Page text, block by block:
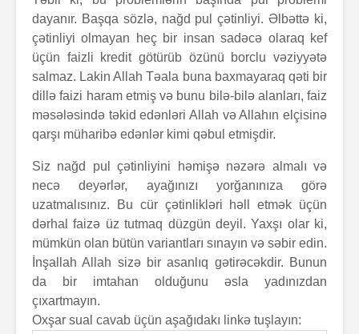
dayanır. Başqa sözlə, nağd pul çətinliyi. Əlbəttə ki,
çətinliyi olmayan heç bir insan sadəcə olaraq kef
üçün faizli kredit götürüb özünü borclu vəziyyətə
salmaz. Lakin Allah Təala buna baxmayaraq qəti bir
dillə faizi haram etmiş və bunu bilə-bilə alanları, faiz
məsələsində təkid edənləri Allah və Allahın elçisinə
qarşı müharibə edənlər kimi qəbul etmişdir.
Siz nağd pul çətinliyini həmişə nəzərə almalı və
necə deyərlər, ayağınızı yorğanınıza görə
uzatmalısınız. Bu cür çətinlikləri həll etmək üçün
dərhal faizə üz tutmaq düzgün deyil. Yaxşı olar ki,
mümkün olan bütün variantları sınayın və səbir edin.
İnşallah Allah sizə bir asanlıq gətirəcəkdir. Bunun
da bir imtahan olduğunu əsla yadınızdan
çıxartmayın.
Oxşar sual cavab üçün aşağıdakı linkə tuşlayın: